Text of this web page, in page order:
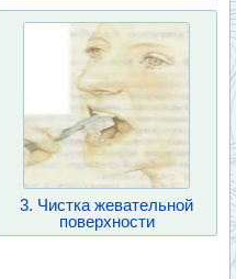
3. Чистка жевательной
поверхности